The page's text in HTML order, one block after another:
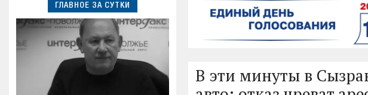
ГЛАВНОЕ ЗА СУТКИ
В эти минуты в